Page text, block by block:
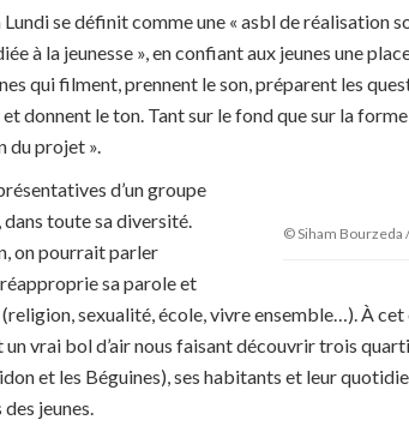
se définit comme une « asbl de réalisation
à la jeunesse », en confiant aux jeunes une
qui filment, prennent le son, préparent les
donnent le ton. Tant sur le fond que sur la
du projet ».
© Siham Bourzeda
d’un groupe
toute sa diversité.
on pourrait parler
sa parole et
sexualité, école, vivre ensemble…). À cet
un vrai bol d’air nous faisant découvrir trois
et les Béguines), ses habitants et leur
jeunes.